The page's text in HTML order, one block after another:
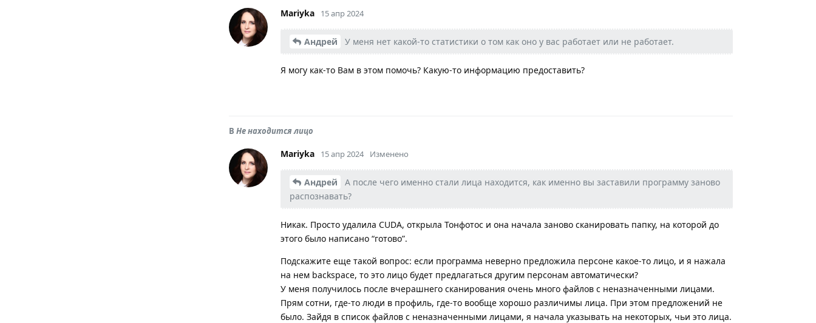
Mariyka 15 апр 2024
Андрей У меня нет какой-то статистики о том как оно у вас работает или не работает.
Я могу как-то Вам в этом помочь? Какую-то информацию предоставить?
В Не находится лицо
Mariyka 15 апр 2024 Изменено
Андрей
А после чего именно стали лица находится, как именно вы заставили программу заново
распознавать?
Никак. Просто удалила CUDA, открыла Тонфотос и она начала заново сканировать папку, на которой до
этого было написано “готово”.
Подскажите еще такой вопрос: если программа неверно предложила персоне какое-то лицо, и я нажала
на нем backspace, то это лицо будет предлагаться другим персонам автоматически?
У меня получилось после вчерашнего сканирования очень много файлов с неназначенными лицами.
Прям сотни, где-то люди в профиль, где-то вообще хорошо различимы лица. При этом предложений не
было. Зайдя в список файлов с неназначенными лицами, я начала указывать на некоторых, чьи это лица.